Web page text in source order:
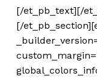
[/et_pb_text][/
[/